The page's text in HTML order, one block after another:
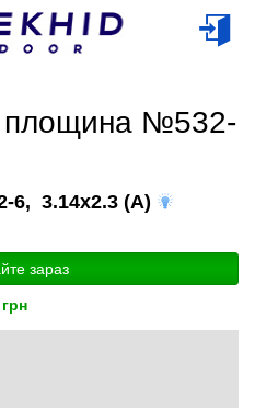
№532-
6, 3.14x2.3 (A)
зараз